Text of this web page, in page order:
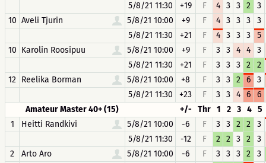
5/8/21 11:30
+19 F 4 3 3 2
3
10 Aveli Tjurin 5/8/21 10:00 +9 F 4 3 3 3
3
5/8/21 11:30
+21 F 4 3 3 3
5
10 Karolin Roosipuu 5/8/21 10:00 +9 F 3 3 4 4
3
5/8/21 11:30
+21 F 3 3 3 2
2
12 Reelika Borman 5/8/21 10:00 +8 F 3 3 2 6
3
5/8/21 11:30
+23 F 3 3 4 6
6
Amateur Master 40+ (15)
+/- Thr 1 2 3 4 5
1
Heitti Randkivi 5/8/21 10:00 -6 F 3 3 2 2
3
5/8/21 11:30
-12 F 2 2 3 2
3
2
Arto Aro 5/8/21 10:00 -6 F 3 3 3 2
3